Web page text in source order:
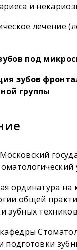
и
лечение
под
зубов
группы
ординатура на
общей
зубных
кафедры
подготовки